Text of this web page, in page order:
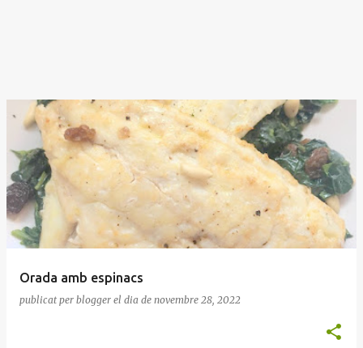
Orada amb espinacs
publicat per blogger el dia de novembre 28, 2022